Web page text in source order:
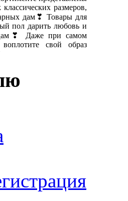
размеров,
дам❣ Товары для
пол дарить любовь и
Даже при самом
свой образ